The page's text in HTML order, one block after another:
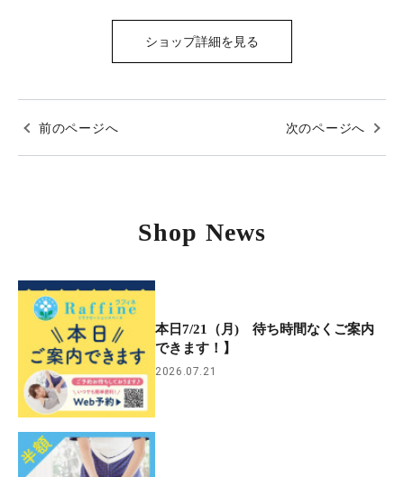
ショップ詳細を見る
前のページへ 次のページへ
Shop News
本日7/21（月) 待ち時間なくご案内
できます！】
2026.07.21